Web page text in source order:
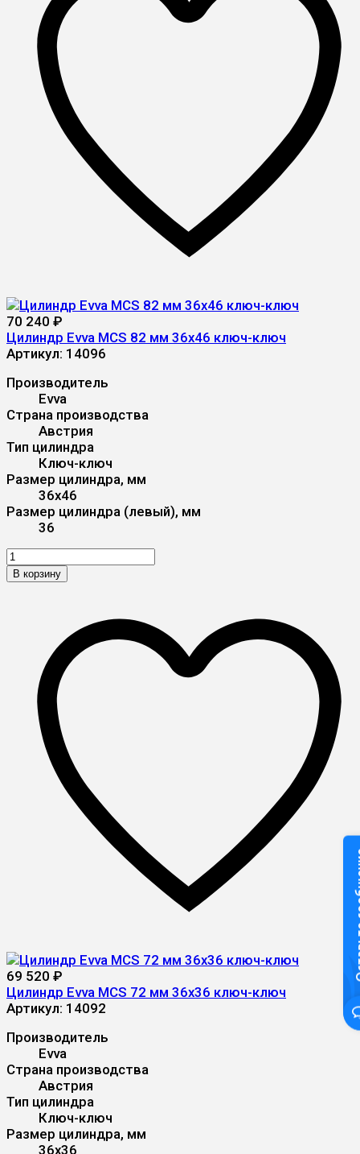
70 240 ₽
Цилиндр Evva MCS 82 мм 36x46 ключ-ключ
Артикул: 14096
Производитель
Evva
Страна производства
Австрия
Тип цилиндра
Ключ-ключ
Размер цилиндра, мм
36x46
Размер цилиндра (левый), мм
36
В корзину
69 520 ₽
Цилиндр Evva MCS 72 мм 36x36 ключ-ключ
Артикул: 14092
Производитель
Evva
Страна производства
Австрия
Тип цилиндра
Ключ-ключ
Размер цилиндра, мм
36x36